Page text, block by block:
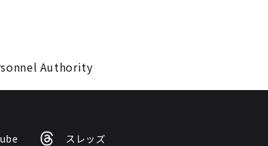
Authority
スレッズ